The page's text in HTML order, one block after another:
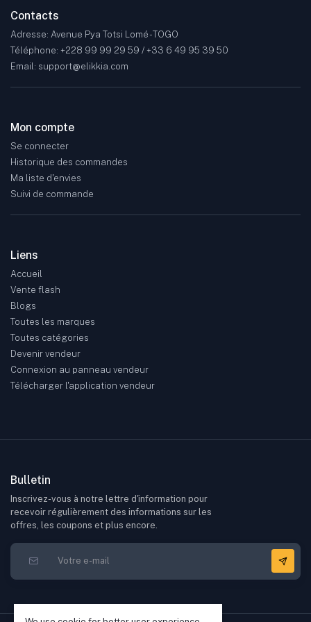
Contacts
Adresse: Avenue Pya Totsi Lomé - TOGO
Téléphone: +228 99 99 29 59 / +33 6 49 95 39 50
Email: support@elikkia.com
Mon compte
Se connecter
Historique des commandes
Ma liste d'envies
Suivi de commande
Liens
Accueil
Vente flash
Blogs
Toutes les marques
Toutes catégories
Devenir vendeur
Connexion au panneau vendeur
Télécharger l'application vendeur
Bulletin
Inscrivez-vous à notre lettre d'information pour
recevoir régulièrement des informations sur les
offres, les coupons et plus encore.